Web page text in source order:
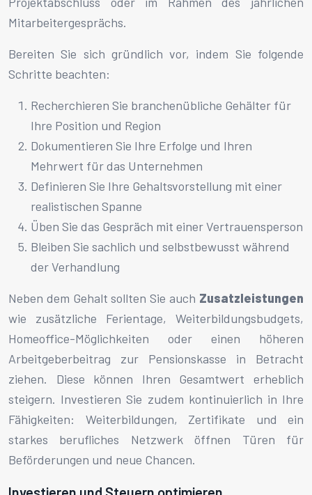
Mitarbeitergesprächs.
Bereiten Sie sich gründlich vor, indem Sie folgende
Schritte beachten:
Recherchieren Sie branchenübliche Gehälter für
Ihre Position und Region
Dokumentieren Sie Ihre Erfolge und Ihren
Mehrwert für das Unternehmen
Definieren Sie Ihre Gehaltsvorstellung mit einer
realistischen Spanne
Üben Sie das Gespräch mit einer Vertrauensperson
Bleiben Sie sachlich und selbstbewusst während
der Verhandlung
Neben dem Gehalt sollten Sie auch Zusatzleistungen
wie zusätzliche Ferientage, Weiterbildungsbudgets,
Homeoffice-Möglichkeiten oder einen höheren
Arbeitgeberbeitrag zur Pensionskasse in Betracht
ziehen. Diese können Ihren Gesamtwert erheblich
steigern. Investieren Sie zudem kontinuierlich in Ihre
Fähigkeiten: Weiterbildungen, Zertifikate und ein
starkes berufliches Netzwerk öffnen Türen für
Beförderungen und neue Chancen.